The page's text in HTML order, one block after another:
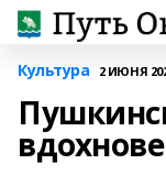
Культура 2 ИЮНЯ